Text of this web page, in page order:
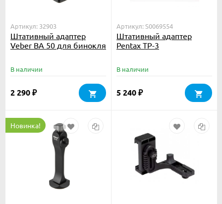
Артикул: 32903
Штативный адаптер
Veber BA 50 для бинокля
В наличии
2 290 ₽
Артикул: S0069554
Штативный адаптер
Pentax TP-3
В наличии
5 240 ₽
Новинка!